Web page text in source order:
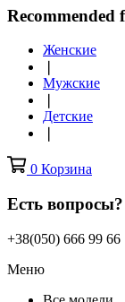
Recommended
Женские
Мужские
Детские
0 Корзина
Есть вопросы?
+38(050) 666 99 66
Меню